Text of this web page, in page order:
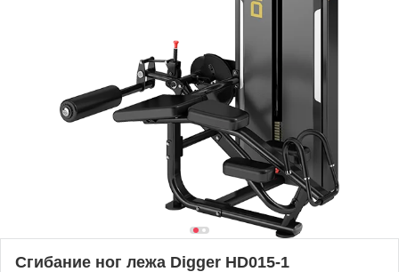
Сгибание ног лежа Digger HD015-1